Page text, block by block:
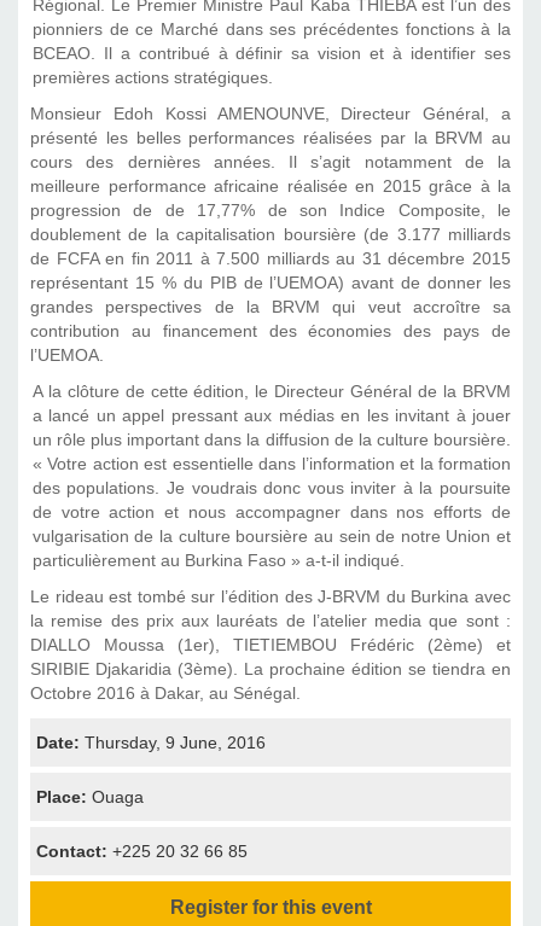
Régional. Le Premier Ministre Paul Kaba THIEBA est l’un des
pionniers de ce Marché dans ses précédentes fonctions à la
BCEAO. Il a contribué à définir sa vision et à identifier ses
premières actions stratégiques.
Monsieur Edoh Kossi AMENOUNVE, Directeur Général, a
présenté les belles performances réalisées par la BRVM au
cours des dernières années. Il s’agit notamment de la
meilleure performance africaine réalisée en 2015 grâce à la
progression de de 17,77% de son Indice Composite, le
doublement de la capitalisation boursière (de 3.177 milliards
de FCFA en fin 2011 à 7.500 milliards au 31 décembre 2015
représentant 15 % du PIB de l’UEMOA) avant de donner les
grandes perspectives de la BRVM qui veut accroître sa
contribution au financement des économies des pays de
l’UEMOA.
A la clôture de cette édition, le Directeur Général de la BRVM
a lancé un appel pressant aux médias en les invitant à jouer
un rôle plus important dans la diffusion de la culture boursière.
« Votre action est essentielle dans l’information et la formation
des populations. Je voudrais donc vous inviter à la poursuite
de votre action et nous accompagner dans nos efforts de
vulgarisation de la culture boursière au sein de notre Union et
particulièrement au Burkina Faso » a-t-il indiqué.
Le rideau est tombé sur l’édition des J-BRVM du Burkina avec
la remise des prix aux lauréats de l’atelier media que sont :
DIALLO Moussa (1er), TIETIEMBOU Frédéric (2ème) et
SIRIBIE Djakaridia (3ème). La prochaine édition se tiendra en
Octobre 2016 à Dakar, au Sénégal.
Date: Thursday, 9 June, 2016
Place: Ouaga
Contact: +225 20 32 66 85
Register for this event